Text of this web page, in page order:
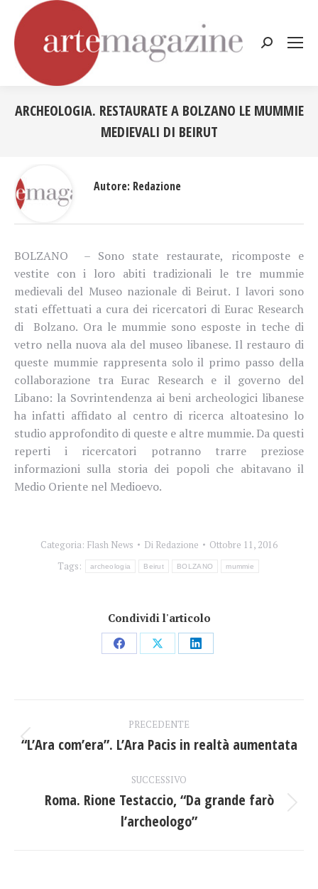
Cerca:
ARCHEOLOGIA. RESTAURATE A BOLZANO LE MUMMIE
MEDIEVALI DI BEIRUT
BOLZANO – Sono state restaurate, ricomposte e
vestite con i loro abiti tradizionali le tre mummie
medievali del Museo nazionale di Beirut. I lavori sono
stati effettuati a cura dei ricercatori di Eurac Research
di Bolzano. Ora le mummie sono esposte in teche di
vetro nella nuova ala del museo libanese. Il restauro di
queste mummie rappresenta solo il primo passo della
collaborazione tra Eurac Research e il governo del
Libano: la Sovrintendenza ai beni archeologici libanese
ha infatti affidato al centro di ricerca altoatesino lo
studio approfondito di queste e altre mummie. Da questi
reperti i ricercatori potranno trarre preziose
informazioni sulla storia dei popoli che abitavano il
Medio Oriente nel Medioevo.
Categoria: Flash News Di Redazione
Ottobre 11, 2016
Tags:
archeologia Beirut BOLZANO mummie
Condividi l'articolo
CondividiCondividiCondividi
Autore: Redazione
tra
post
PRECEDENTE
Post
“L’Ara com’era”. L’Ara Pacis in realtà aumentata
SUCCESSIVO
Prossimo
post:
Roma. Rione Testaccio, “Da grande farò
l’archeologo”